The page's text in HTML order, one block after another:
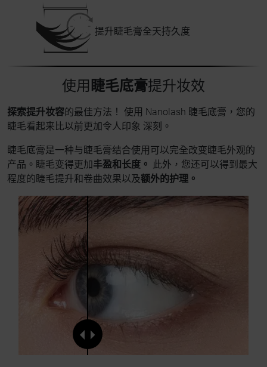
提升睫毛膏全天持久度
使用 睫毛底膏提升妆效
探索提升妆容的最佳方法！ 使用 Nanolash 睫毛底膏，您的
睫毛看起来比以前更加令人印象 深刻。
睫毛底膏是一种与睫毛膏结合使用可以完全改变睫毛外观的
产品。睫毛变得更加丰盈和长度。 此外，您还可以得到最大
程度的睫毛提升和卷曲效果以及额外的护理。